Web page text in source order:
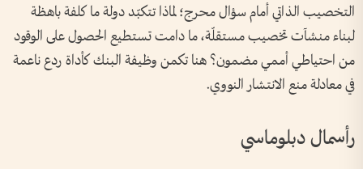
التخصيب الذاتي أمام سؤال محرج؛ لماذا تتكبّد دولة ما كلفة باهظة
لبناء منشآت تخصيب مستقلّة، ما دامت تستطيع الحصول على الوقود
من احتياطي أممي مضمون؟ هنا تكمن وظيفة البنك كأداة ردع ناعمة
في معادلة منع الانتشار النووي.
رأسمال دبلوماسي